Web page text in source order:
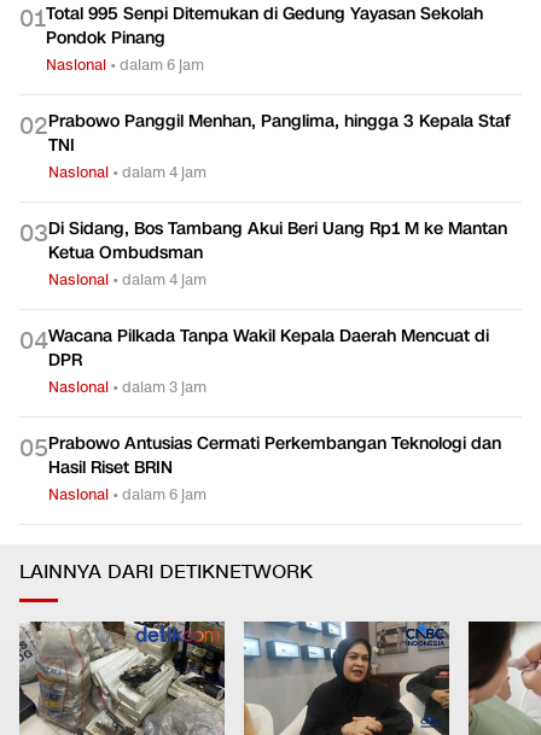
01Total 995 Senpi Ditemukan di Gedung Yayasan Sekolah
Pondok Pinang
Nasional •dalam 6 jam
02Prabowo Panggil Menhan, Panglima, hingga 3 Kepala Staf
TNI
Nasional •dalam 4 jam
03Di Sidang, Bos Tambang Akui Beri Uang Rp1 M ke Mantan
Ketua Ombudsman
Nasional •dalam 4 jam
04Wacana Pilkada Tanpa Wakil Kepala Daerah Mencuat di
DPR
Nasional •dalam 3 jam
05Prabowo Antusias Cermati Perkembangan Teknologi dan
Hasil Riset BRIN
Nasional •dalam 6 jam
LAINNYA DARI DETIKNETWORK